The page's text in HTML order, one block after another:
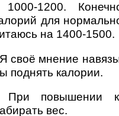
1200.
для
на 1400-1500.
своё мнение
поднять калории.
повышении
вес.